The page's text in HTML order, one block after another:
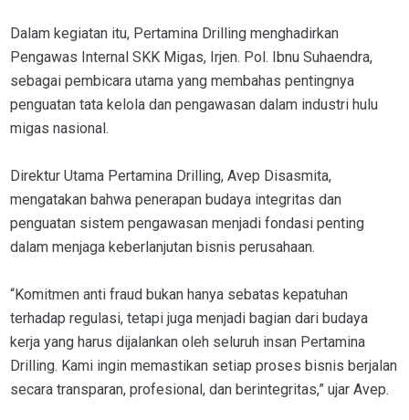
Dalam kegiatan itu, Pertamina Drilling menghadirkan
Pengawas Internal SKK Migas, Irjen. Pol. Ibnu Suhaendra,
sebagai pembicara utama yang membahas pentingnya
penguatan tata kelola dan pengawasan dalam industri hulu
migas nasional.
Direktur Utama Pertamina Drilling, Avep Disasmita,
mengatakan bahwa penerapan budaya integritas dan
penguatan sistem pengawasan menjadi fondasi penting
dalam menjaga keberlanjutan bisnis perusahaan.
“Komitmen anti fraud bukan hanya sebatas kepatuhan
terhadap regulasi, tetapi juga menjadi bagian dari budaya
kerja yang harus dijalankan oleh seluruh insan Pertamina
Drilling. Kami ingin memastikan setiap proses bisnis berjalan
secara transparan, profesional, dan berintegritas,” ujar Avep.